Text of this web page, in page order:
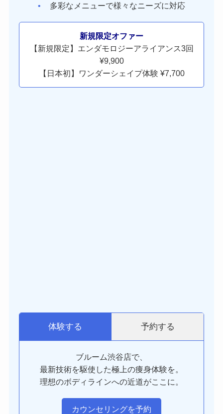
多彩なメニューで様々なニーズに対応
新規限定オファー
【新規限定】エンダモロジーアライアンス3回
¥9,900
【日本初】ワンダーシェイプ体験 ¥7,700
体験する 予約する
ブルーム渋谷店で、
最新技術を駆使した極上の痩身体験を。
理想のボディラインへの近道がここに。
カウンセリングを予約